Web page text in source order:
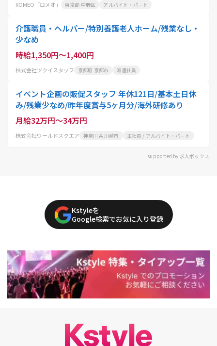
ROMEO「ロメオ」 東京都 中野区 アルバイト・パート
介護職員・ヘルパー/特別養護老人ホーム/残業なし・
少なめ
時給1,350円～1,400円
株式会社ツクイスタッフ 京都府 京都市 派遣社員
イベント企画の販促スタッフ 年休121日/基本土日休
み/残業少なめ/昨年度賞与5ヶ月分/海外研修あり
月給32万円～34万円
株式会社ワールドスクエア 神奈川県 川崎市 正社員 / アルバイト・パート
supported by 求人ボックス
Kstyleを
Google検索でお気に入り登録